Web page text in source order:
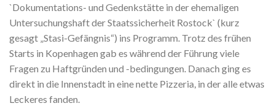
`Dokumentations- und Gedenkstätte in der ehemaligen
Untersuchungshaft der Staatssicherheit Rostock` (kurz
gesagt „Stasi-Gefängnis“) ins Programm. Trotz des frühen
Starts in Kopenhagen gab es während der Führung viele
Fragen zu Haftgründen und -bedingungen. Danach ging es
direkt in die Innenstadt in eine nette Pizzeria, in der alle etwas
Leckeres fanden.